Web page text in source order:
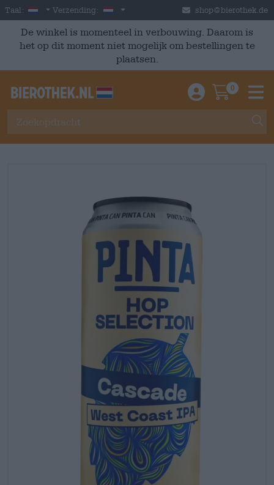
Skip to main content
Taal: Dutch
Verzending: Nederland shop@bierothek.de
De winkel is momenteel in verbouwing. Daarom is
het op dit moment niet mogelijk om bestellingen te
plaatsen.
Einloggen /
0